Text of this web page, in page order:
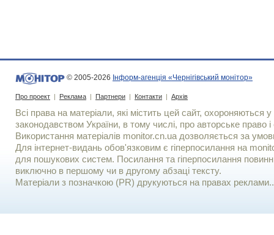
© 2005-2026 Інформ-агенція «Чернігівський монітор»
Про проект | Реклама | Партнери | Контакти | Архів
Всі права на матеріали, які містить цей сайт, охороняються у
законодавством України, в тому числі, про авторське право і
Використання матерiалiв monitor.cn.ua дозволяється за
Для iнтернет-видань обов'язковим є гiперпосилання на
для пошукових систем. Посилання та гіперпосилання
виключно в першому чи в другому абзаці тексту.
Матеріали з позначкою (PR) друкуються на правах реклами..